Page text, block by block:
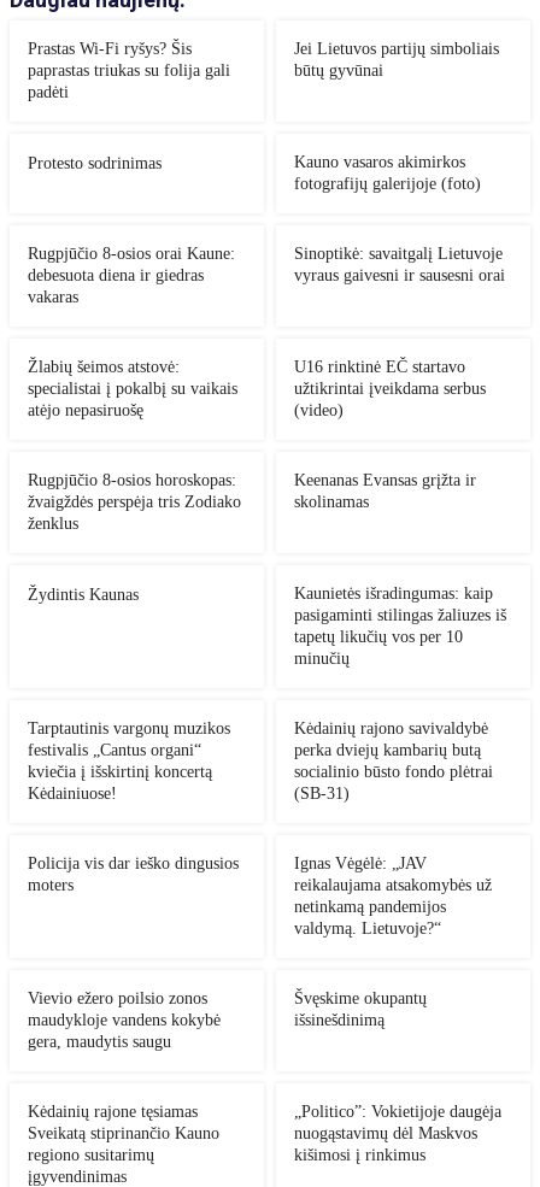
Prastas Wi-Fi ryšys? Šis
paprastas triukas su folija gali
padėti
Jei Lietuvos partijų simboliais
būtų gyvūnai
Protesto sodrinimas
Kauno vasaros akimirkos
fotografijų galerijoje (foto)
Rugpjūčio 8-osios orai Kaune:
debesuota diena ir giedras
vakaras
Sinoptikė: savaitgalį Lietuvoje
vyraus gaivesni ir sausesni orai
Žlabių šeimos atstovė:
specialistai į pokalbį su vaikais
atėjo nepasiruošę
U16 rinktinė EČ startavo
užtikrintai įveikdama serbus
(video)
Rugpjūčio 8-osios horoskopas:
žvaigždės perspėja tris Zodiako
ženklus
Keenanas Evansas grįžta ir
skolinamas
Žydintis Kaunas
Kaunietės išradingumas: kaip
pasigaminti stilingas žaliuzes iš
tapetų likučių vos per 10
minučių
Tarptautinis vargonų muzikos
festivalis „Cantus organi“
kviečia į išskirtinį koncertą
Kėdainiuose!
Kėdainių rajono savivaldybė
perka dviejų kambarių butą
socialinio būsto fondo plėtrai
(SB-31)
Policija vis dar ieško dingusios
moters
Ignas Vėgėlė: „JAV
reikalaujama atsakomybės už
netinkamą pandemijos
valdymą. Lietuvoje?“
Vievio ežero poilsio zonos
maudykloje vandens kokybė
gera, maudytis saugu
Švęskime okupantų
išsinešdinimą
Kėdainių rajone tęsiamas
Sveikatą stiprinančio Kauno
regiono susitarimų
įgyvendinimas
„Politico”: Vokietijoje daugėja
nuogąstavimų dėl Maskvos
kišimosi į rinkimus